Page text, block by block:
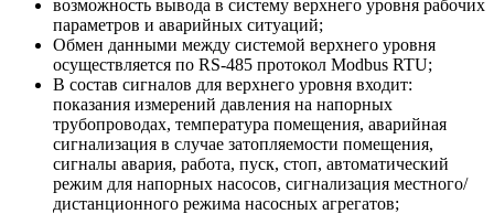
возможность вывода в систему верхнего уровня рабочих
параметров и аварийных ситуаций;
Обмен данными между системой верхнего уровня
осуществляется по RS-485 протокол Modbus RTU;
В состав сигналов для верхнего уровня входит:
показания измерений давления на напорных
трубопроводах, температура помещения, аварийная
сигнализация в случае затопляемости помещения,
сигналы авария, работа, пуск, стоп, автоматический
режим для напорных насосов, сигнализация местного/
дистанционного режима насосных агрегатов;